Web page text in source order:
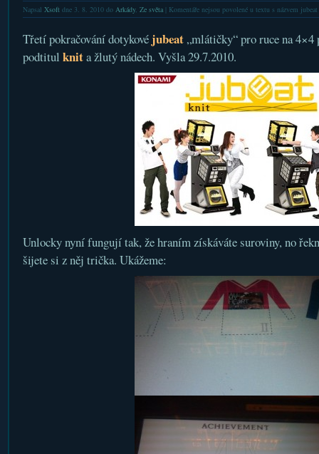
Napsal Xsoftdne 3. 8. 2010 do Arkády, Ze světa| Komentáře nejsou povolenéu textu s názvem
Třetí pokračování dotykové jubeat„mlátičky“ pro ruce na 4×4
podtitul knita žlutý nádech. Vyšla 29.7.2010.
Unlocky nyní fungují tak, že hraním získáváte suroviny, no
šijete si z něj trička. Ukážeme: